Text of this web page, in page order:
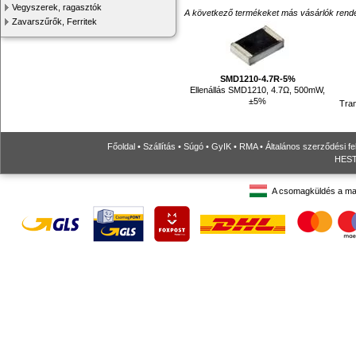
Vegyszerek, ragasztók
Zavarszűrők, Ferritek
A következő termékeket más vásárlók
SMD1210-4.7R-5%
Ellenállás SMD1210, 4.7Ω, 500mW,
±5%
Főoldal • Szállítás • Súgó • GyIK • RMA• Általános szerződési
A csomagküldés a